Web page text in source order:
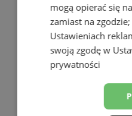
mogą opierać się
zamiast na
Ustawieniach
swoją zgodę w
prywatności